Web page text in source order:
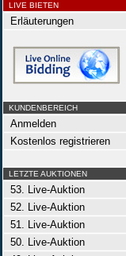
LIVE BIETEN
Erläuterungen
KUNDENBEREICH
Anmelden
Kostenlos registrieren
LETZTE AUKTIONEN
53. Live-Auktion
52. Live-Auktion
51. Live-Auktion
50. Live-Auktion